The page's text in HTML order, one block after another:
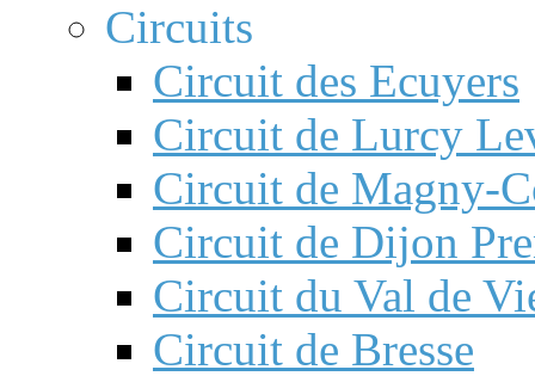
Circuits
Circuit des Ecuyers
Circuit de Lurcy
Circuit de Magny-
Circuit de Dijon
Circuit du Val de
Circuit de Bresse